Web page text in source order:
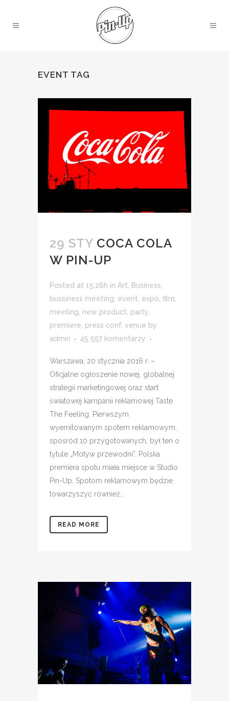
EVENT TAG
29 STY COCA COLA
W PIN-UP
Posted at 15:28h in Art Business
bussiness meeting event expo film
meeting new product party
premiere press conf, venue by
admin
45 557 komentarzy
Warszawa, 20 stycznia 2016 r. –
Oficjalne ogłoszenie nowej, globalnej
strategii marketingowej oraz start
światowej kampanii reklamowej Taste
The Feeling. Pierwszym
wyemitowanym spotem reklamowym,
spośród 10 przygotowanych, był ten o
tytule „Motyw przewodni”. Polska
premiera spotu miała miejsce w Studio
Pin-Up. Spotom reklamowym będzie
towarzyszyć również...
READ MORE